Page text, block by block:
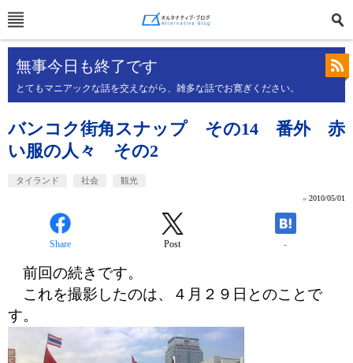
無事今日も終了です
とてもマニアックな話を交えながら、雑多な話でお寛ぎください。
バンコク街角スナップ その14 番外 赤
い服の人々 その2
タイランド 社会 観光
» 2010/05/01
Share Post -
前回の続きです。
これを撮影したのは、４月２９日とのことで
す。